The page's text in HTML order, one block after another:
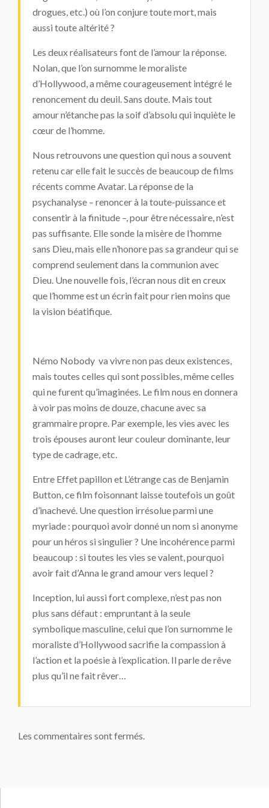
drogues, etc.) où l’on conjure toute mort, mais
aussi toute altérité ?
Les deux réalisateurs font de l’amour la réponse.
Nolan, que l’on surnomme le moraliste
d’Hollywood, a même courageusement intégré le
renoncement du deuil. Sans doute. Mais tout
amour n’étanche pas la soif d’absolu qui inquiète le
cœur de l’homme.
Nous retrouvons une question qui nous a souvent
retenu car elle fait le succès de beaucoup de films
récents commeAvatar. La réponse de la
psychanalyse – renoncer à la toute-puissance et
consentir à la finitude –, pour être nécessaire, n’est
pas suffisante. Elle sonde la misère de l’homme
sans Dieu, mais elle n’honore pas sa grandeur qui se
comprend seulement dans la communion avec
Dieu. Une nouvelle fois, l’écran nous dit en creux
que l’homme est un écrin fait pour rien moins que
la vision béatifique.
Némo Nobody va vivre non pas deux existences,
mais toutes celles qui sont possibles, même celles
qui ne furent qu’imaginées. Le film nous en donnera
à voir pas moins de douze, chacune avec sa
grammaire propre. Par exemple, les vies avec les
trois épouses auront leur couleur dominante, leur
type de cadrage, etc.
Entre Effet papillon et L’étrange cas de Benjamin
Button, ce film foisonnant laisse toutefois un goût
d’inachevé. Une question irrésolue parmi une
myriade : pourquoi avoir donné un nom si anonyme
pour un héros si singulier ? Une incohérence parmi
beaucoup : si toutes les vies se valent, pourquoi
avoir fait d’Anna le grand amour vers lequel ?
Inception, lui aussi fort complexe, n’est pas non
plus sans défaut : empruntant à la seule
symbolique masculine, celui que l’on surnomme le
moraliste d’Hollywood sacrifie la compassion à
l’action et la poésie à l’explication. Il parle de rêve
plus qu’il ne fait rêver…
Les commentaires sont fermés.